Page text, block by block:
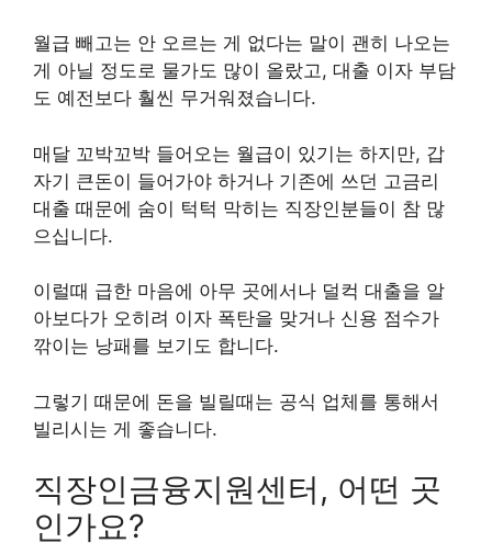
월급 빼고는 안 오르는 게 없다는 말이 괜히 나오는
게 아닐 정도로 물가도 많이 올랐고, 대출 이자 부담
도 예전보다 훨씬 무거워졌습니다.
매달 꼬박꼬박 들어오는 월급이 있기는 하지만, 갑
자기 큰돈이 들어가야 하거나 기존에 쓰던 고금리
대출 때문에 숨이 턱턱 막히는 직장인분들이 참 많
으십니다.
이럴때 급한 마음에 아무 곳에서나 덜컥 대출을 알
아보다가 오히려 이자 폭탄을 맞거나 신용 점수가
깎이는 낭패를 보기도 합니다.
그렇기 때문에 돈을 빌릴때는 공식 업체를 통해서
빌리시는 게 좋습니다.
직장인금융지원센터, 어떤 곳
인가요?